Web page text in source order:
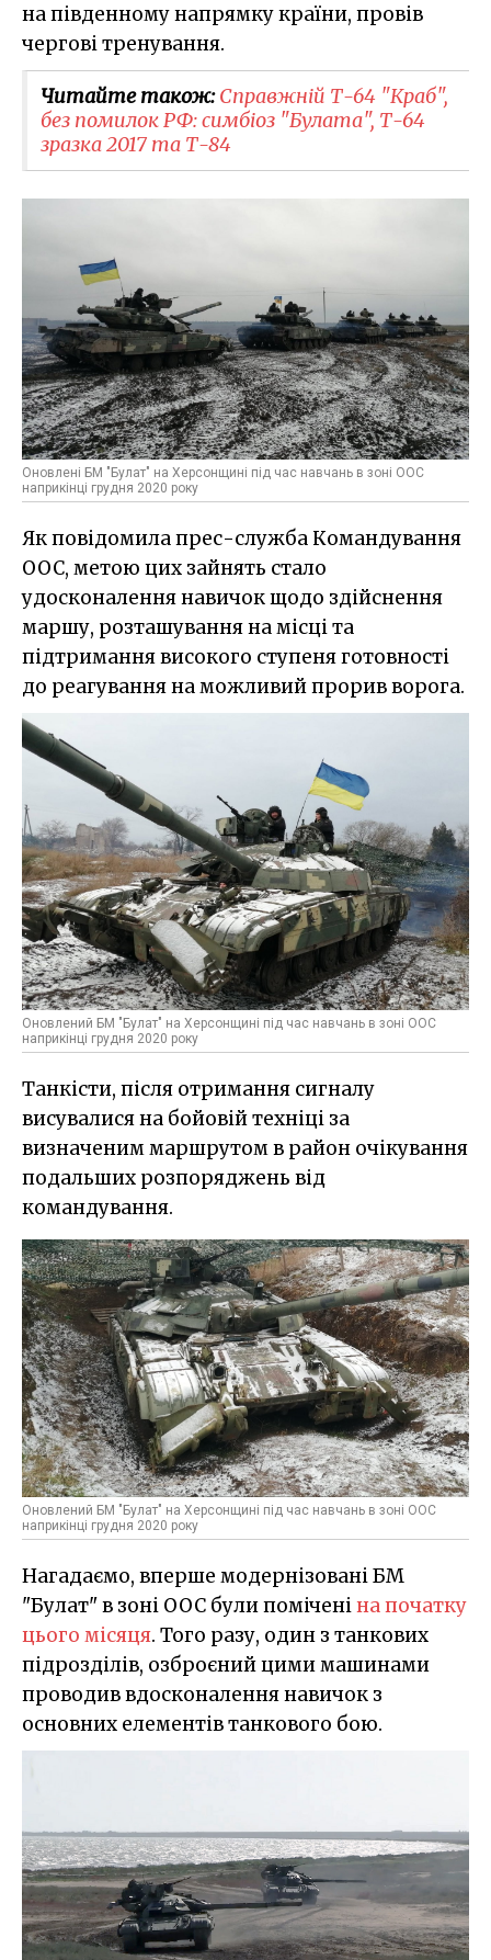
на південному напрямку країни, провів
чергові тренування.
Читайте також:Справжній Т-64 "Краб",
без помилок РФ: симбіоз "Булата", Т-64
зразка 2017 та Т-84
Оновлені БМ "Булат" на Херсонщині під час навчань в зоні ООС
наприкінці грудня 2020 року
Як повідомила прес-служба Командування
ООС, метою цих зайнять стало
удосконалення навичок щодо здійснення
маршу, розташування на місці та
підтримання високого ступеня готовності
до реагування на можливий прорив ворога.
Оновлений БМ "Булат" на Херсонщині під час навчань в зоні ООС
наприкінці грудня 2020 року
Танкісти, після отримання сигналу
висувалися на бойовій техніці за
визначеним маршрутом в район очікування
подальших розпоряджень від
командування.
Оновлений БМ "Булат" на Херсонщині під час навчань в зоні ООС
наприкінці грудня 2020 року
Нагадаємо, вперше модернізовані БМ
"Булат" в зоні ООС були поміченіна початку
цього місяця. Того разу, один з танкових
підрозділів, озброєний цими машинами
проводив вдосконалення навичок з
основних елементів танкового бою.